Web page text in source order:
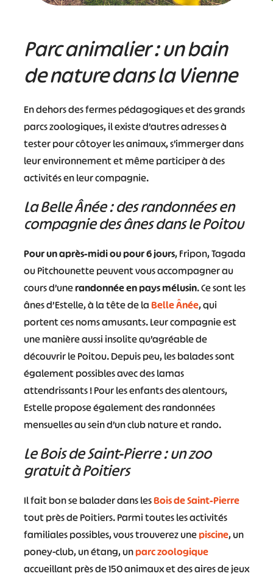
Parc animalier : un bain
de nature dans la Vienne
En dehors des fermes pédagogiques et des grands
parcs zoologiques, il existe d’autres adresses à
tester pour côtoyer les animaux, s’immerger dans
leur environnement et même participer à des
activités en leur compagnie.
La Belle Ânée : des randonnées en
compagnie des ânes dans le Poitou
Pour un après-midi ou pour 6 jours, Fripon, Tagada
ou Pitchounette peuvent vous accompagner au
cours d’unerandonnée en pays mélusin. Ce sont les
ânes d’Estelle, à la tête de laBelle Ânée, qui
portent ces noms amusants. Leur compagnie est
une manière aussi insolite qu’agréable de
découvrir le Poitou. Depuis peu, les balades sont
également possibles avec des lamas
attendrissants ! Pour les enfants des alentours,
Estelle propose également des randonnées
mensuelles au sein d’un club nature et rando.
Le Bois de Saint-Pierre : un zoo
gratuit à Poitiers
Il fait bon se balader dans lesBois de Saint-Pierre
tout près de Poitiers. Parmi toutes les activités
familiales possibles, vous trouverez unepiscine, un
poney-club, un étang, unparc zoologique
accueillant près de 150 animaux et des aires de jeux
# # #
#
#
#